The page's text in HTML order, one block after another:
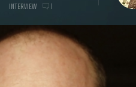
INTERVIEW 1